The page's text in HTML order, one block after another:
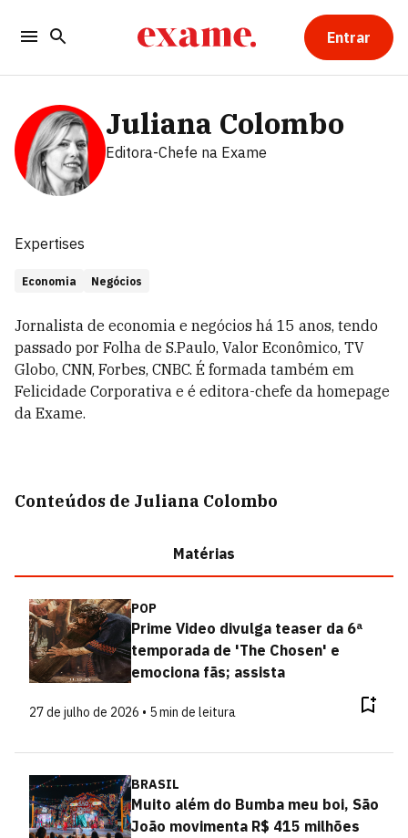
Entrar
Juliana Colombo
Editora-Chefe na Exame
Expertises
Economia Negócios
Jornalista de economia e negócios há 15 anos, tendo
passado por Folha de S.Paulo, Valor Econômico, TV
Globo, CNN, Forbes, CNBC. É formada também em
Felicidade Corporativa e é editora-chefe da homepage
da Exame.
Conteúdos de Juliana Colombo
Matérias
POP
Prime Video divulga teaser da 6ª
temporada de 'The Chosen' e
emociona fãs; assista
27 de julho de 2026 • 5 min de leitura
BRASIL
Muito além do Bumba meu boi, São
João movimenta R$ 415 milhões